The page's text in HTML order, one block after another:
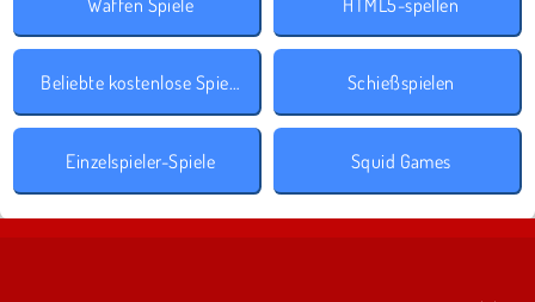
Beliebte kostenlose Spiele Schießspielen
Einzelspieler-Spiele Squid Games